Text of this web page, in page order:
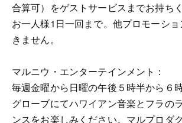
合算可）をゲストサービスまでお持ち
お一人様1日一回まで。他プロモーシ
きません。
マルニウ・エンターテインメント：
毎週金曜から日曜の午後５時半から６
グローブにてハワイアン音楽とフラの
ンスをお楽しみください。マルプロダ